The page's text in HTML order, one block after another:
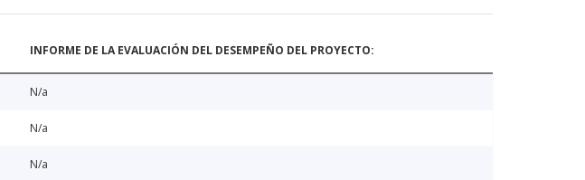
INFORME DE LA EVALUACIÓN DEL DESEMPEÑO DEL PROYECTO:
N/a
N/a
N/a